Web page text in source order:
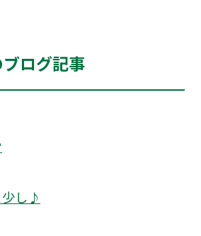
ログ記事
少し♪